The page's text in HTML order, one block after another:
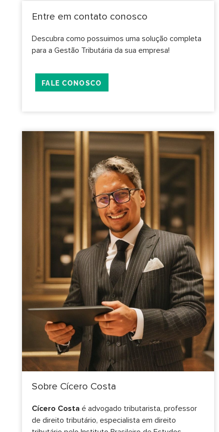
Entre em contato conosco
Descubra como possuimos uma solução completa
para a Gestão Tributária da sua empresa!
FALE CONOSCO
Sobre Cícero Costa
Cícero Costa é advogado tributarista, professor
de direito tributário, especialista em direito